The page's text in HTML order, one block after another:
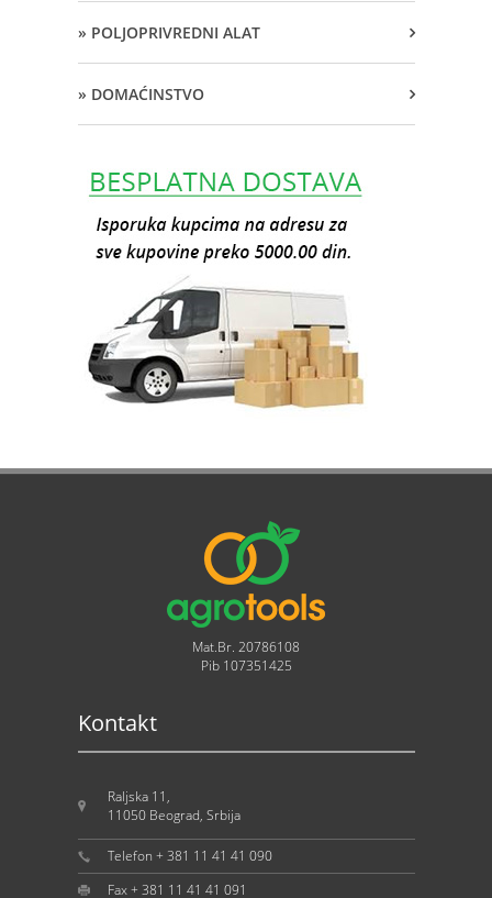
» POLJOPRIVREDNI ALAT
» DOMAĆINSTVO
Mat.Br. 20786108
Pib 107351425
Kontakt
Raljska 11,
11050 Beograd, Srbija
Telefon + 381 11 41 41 090
Fax + 381 11 41 41 091